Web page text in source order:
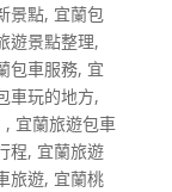
景點, 宜蘭包
遊景點整理,
包車服務, 宜
車玩的地方,
, 宜蘭旅遊包車
程, 宜蘭旅遊
旅遊, 宜蘭桃